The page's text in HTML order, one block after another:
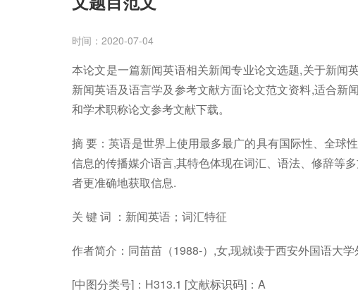
时间：2020-07-04
本论文是一篇新闻英语相关新闻专业论文选题,关于新闻
新闻英语及语言学及参考文献方面论文范文资料,适合新
和学术职称论文参考文献下载。
摘 要：英语是世界上使用最多最广的具有国际性、全球
信息的传播媒介语言,其特色体现在词汇、语法、修辞等
者更准确地获取信息.
关 键 词 ：新闻英语；词汇特征
作者简介：同苗苗（1988-）,女,现就读于西安外国语大
[中图分类号]：H313.1 [文献标识码]：A